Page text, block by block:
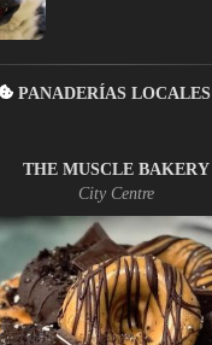
PANADERÍAS LOCALES
THE MUSCLE BAKERY
City Centre